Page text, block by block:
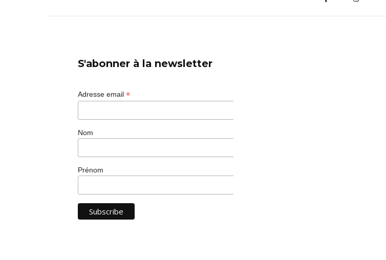
S'abonner à la newsletter
Adresse email *
Nom
Prénom